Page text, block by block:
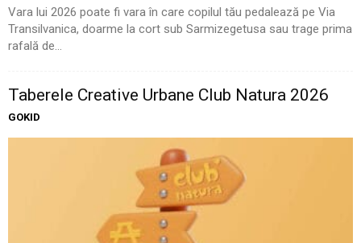
Vara lui 2026 poate fi vara în care copilul tău pedalează pe Via
Transilvanica, doarme la cort sub Sarmizegetusa sau trage prima
rafală de...
Taberele Creative Urbane Club Natura 2026
GOKID